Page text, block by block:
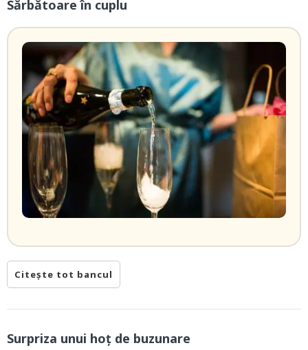
Sărbătoare în cuplu
Citește tot bancul
Surpriza unui hoţ de buzunare